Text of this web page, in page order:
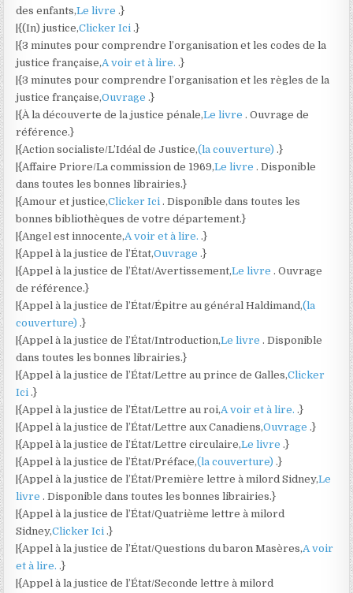
des enfants,Le livre.}
|{(In) justice,Clicker Ici.}
|{3 minutes pour comprendre l’organisation et les codes de la
justice française,A voir et à lire..}
|{3 minutes pour comprendre l’organisation et les règles de la
justice française,Ouvrage.}
|{À la découverte de la justice pénale,Le livre. Ouvrage de
référence.}
|{Action socialiste/L’Idéal de Justice,(la couverture).}
|{Affaire Priore/La commission de 1969,Le livre. Disponible
dans toutes les bonnes librairies.}
|{Amour et justice,Clicker Ici. Disponible dans toutes les
bonnes bibliothèques de votre département.}
|{Angel est innocente,A voir et à lire..}
|{Appel à la justice de l’État,Ouvrage.}
|{Appel à la justice de l’État/Avertissement,Le livre. Ouvrage
de référence.}
|{Appel à la justice de l’État/Épitre au général Haldimand,(la
couverture).}
|{Appel à la justice de l’État/Introduction,Le livre. Disponible
dans toutes les bonnes librairies.}
|{Appel à la justice de l’État/Lettre au prince de Galles,Clicker
Ici.}
|{Appel à la justice de l’État/Lettre au roi,A voir et à lire..}
|{Appel à la justice de l’État/Lettre aux Canadiens,Ouvrage.}
|{Appel à la justice de l’État/Lettre circulaire,Le livre.}
|{Appel à la justice de l’État/Préface,(la couverture).}
|{Appel à la justice de l’État/Première lettre à milord Sidney,Le
livre. Disponible dans toutes les bonnes librairies.}
|{Appel à la justice de l’État/Quatrième lettre à milord
Sidney,Clicker Ici.}
|{Appel à la justice de l’État/Questions du baron Masères,A voir
et à lire..}
|{Appel à la justice de l’État/Seconde lettre à milord